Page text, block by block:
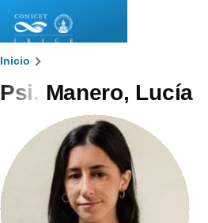
Sobrescribir
enlaces
ayuda
a
la
Inicio
Psi. Manero, Lucía